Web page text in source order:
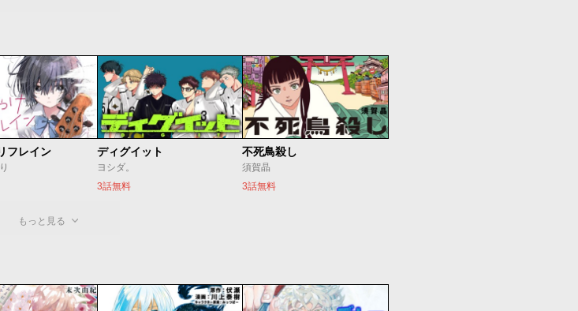
フレイン ディグイット
ヨシダ。
3話無料
不死鳥殺し
須賀晶
3話無料
もっと見る